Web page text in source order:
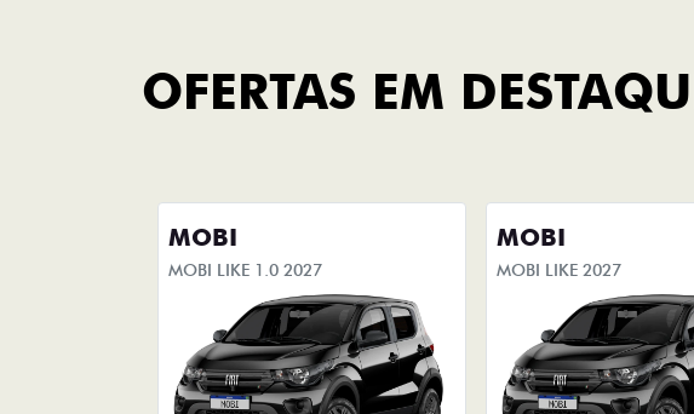
OFERTAS EM
MOBI
MOBI LIKE 1.0 2027
MOBI
MOBI LIKE 2027